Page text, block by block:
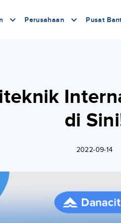
Perusahaan Pusat
di
2022-09-14